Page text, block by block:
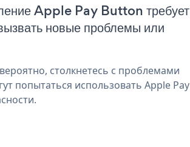
Apple Pay Button требует
новые проблемы или
столкнетесь с проблемами
попытаться использовать Apple Pay